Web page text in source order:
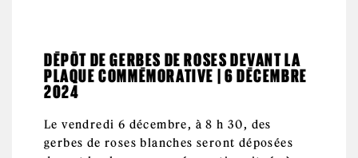
DÉPÔT DE GERBES DE ROSES DEVANT LA
PLAQUE COMMÉMORATIVE | 6 DÉCEMBRE
2024
Le vendredi 6 décembre, à 8 h 30, des
gerbes de roses blanches seront déposées